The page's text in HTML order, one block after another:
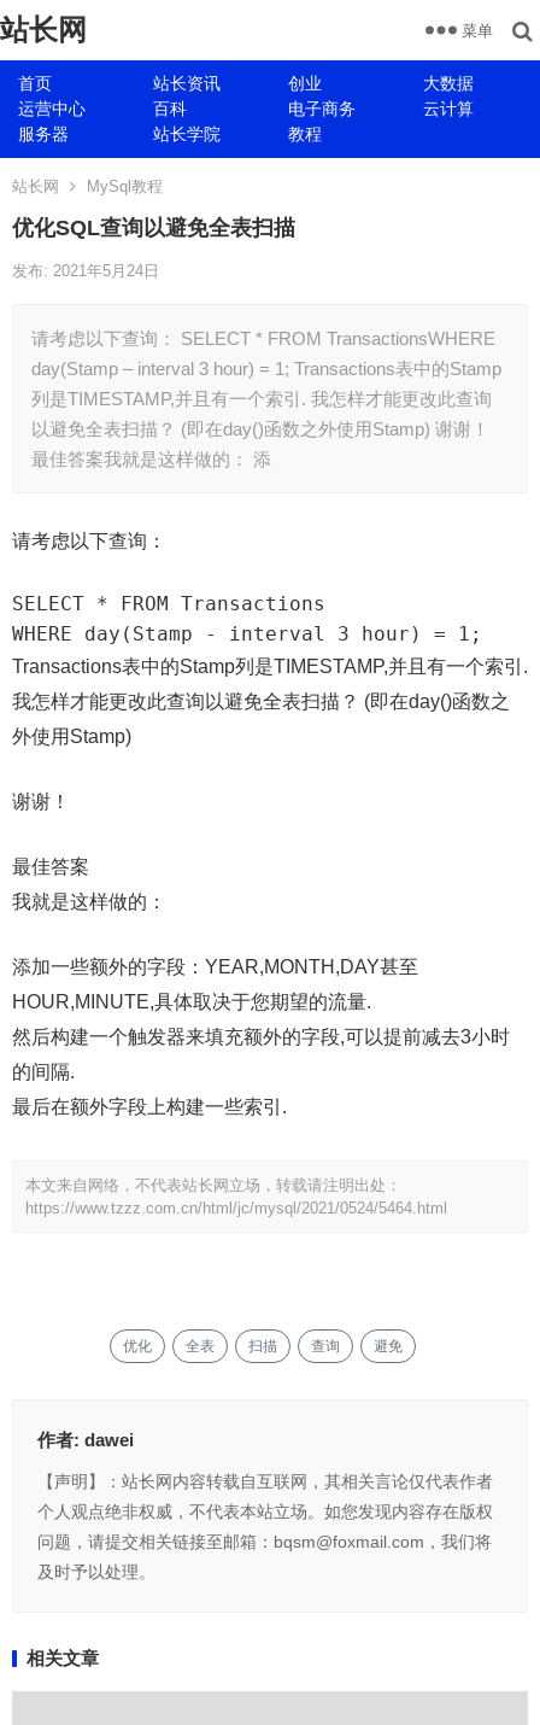
站长网
首页 站长资讯 创业
大数据
运营中心
百科 电子商务
云计算
服务器
站长学院 教程
菜单
站长网 MySql教程
优化SQL查询以避免全表扫描
发布: 2021年5月24日
请考虑以下查询： SELECT * FROM TransactionsWHERE
day(Stamp – interval 3 hour) = 1; Transactions表中的Stamp
列是TIMESTAMP,并且有一个索引. 我怎样才能更改此查询
以避免全表扫描？ (即在day()函数之外使用Stamp) 谢谢！
最佳答案我就是这样做的： 添
请考虑以下查询：
SELECT * FROM Transactions
Transactions表中的Stamp列是TIMESTAMP,并且有一个索引.
我怎样才能更改此查询以避免全表扫描？ (即在day()函数之
外使用Stamp)
谢谢！
最佳答案
我就是这样做的：
添加一些额外的字段：YEAR,MONTH,DAY甚至
HOUR,MINUTE,具体取决于您期望的流量.
然后构建一个触发器来填充额外的字段,可以提前减去3小时
的间隔.
最后在额外字段上构建一些索引.
本文来自网络，不代表站长网立场，转载请注明出处：
https://www.tzzz.com.cn/html/jc/mysql/2021/0524/5464.html
优化 全表 扫描 查询 避免
作者: dawei
【声明】：站长网内容转载自互联网，其相关言论仅代表作者
个人观点绝非权威，不代表本站立场。如您发现内容存在版权
问题，请提交相关链接至邮箱：bqsm@foxmail.com，我们将
及时予以处理。
相关文章